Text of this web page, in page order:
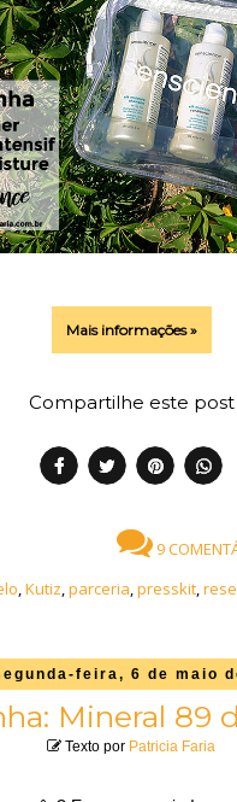
Mais informações »
Compartilhe este post
9
,Kutiz,parceria,presskit,
feira, 6 de maio
Mineral 89
Texto por Patricia Faria